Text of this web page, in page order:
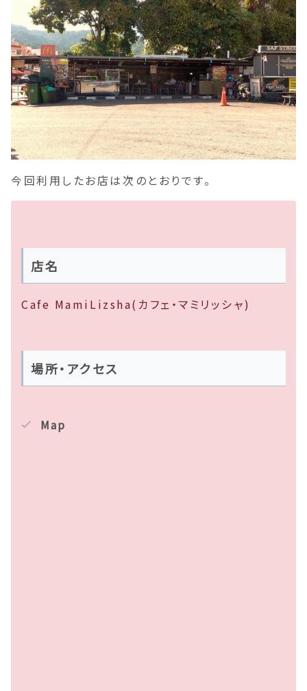
今回利用したお店は次のとおりです。
店名
Cafe MamiLizsha(カフェ・マミリッシャ)
場所・アクセス
Map